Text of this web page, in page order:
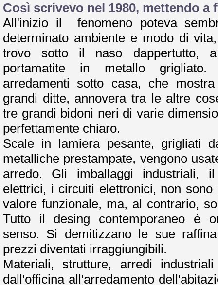
Così scrivevo nel 1980, mettendo a
All'inizio il fenomeno poteva
determinato ambiente e modo di
trovo sotto il naso dappertutto,
portamatite in metallo grigliato.
arredamenti sotto casa, che
grandi ditte, annovera tra le altre
tre grandi bidoni neri di varie
perfettamente chiaro.
Scale in lamiera pesante, grigliati
metalliche prestampate, vengono
arredo. Gli imballaggi industriali,
elettrici, i circuiti elettronici, non
valore funzionale, ma, al contrario,
Tutto il desing contemporaneo è
senso. Si demitizzano le sue
prezzi diventati irraggiungibili.
Materiali, strutture, arredi
dall'officina all'arredamento